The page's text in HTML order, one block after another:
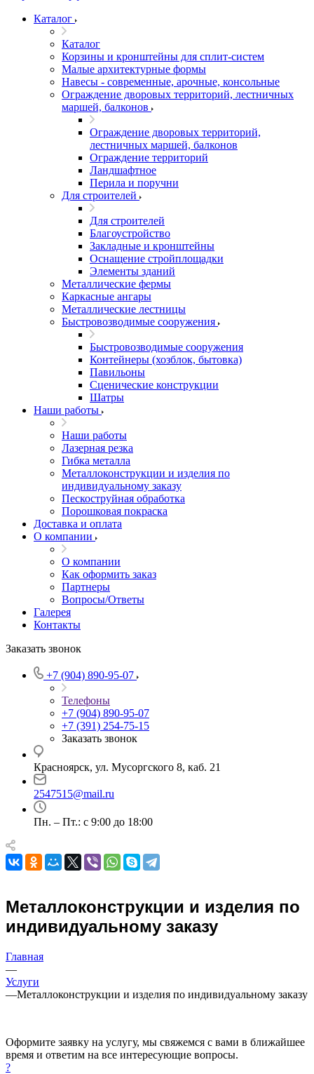
Каталог
Каталог
Корзины и кронштейны для сплит-систем
Малые архитектурные формы
Навесы - современные, арочные, консольные
Ограждение дворовых территорий, лестничных
маршей, балконов
Ограждение дворовых территорий,
лестничных маршей, балконов
Ограждение территорий
Ландшафтное
Перила и поручни
Для строителей
Для строителей
Благоустройство
Закладные и кронштейны
Оснащение стройплощадки
Элементы зданий
Металлические фермы
Каркасные ангары
Металлические лестницы
Быстровозводимые сооружения
Быстровозводимые сооружения
Контейнеры (хозблок, бытовка)
Павильоны
Сценические конструкции
Шатры
Наши работы
Наши работы
Лазерная резка
Гибка металла
Металлоконструкции и изделия по
индивидуальному заказу
Пескоструйная обработка
Порошковая покраска
Доставка и оплата
О компании
О компании
Как оформить заказ
Партнеры
Вопросы/Ответы
Галерея
Контакты
Заказать звонок
+7 (904) 890-95-07
Телефоны
+7 (904) 890-95-07
+7 (391) 254-75-15
Заказать звонок
Красноярск, ул. Мусоргского 8, каб. 21
2547515@mail.ru
Пн. – Пт.: с 9:00 до 18:00
Металлоконструкции и изделия по
индивидуальному заказу
Главная
—
Услуги
—Металлоконструкции и изделия по индивидуальному заказу
Оформите заявку на услугу, мы свяжемся с вами в ближайшее
время и ответим на все интересующие вопросы.
?